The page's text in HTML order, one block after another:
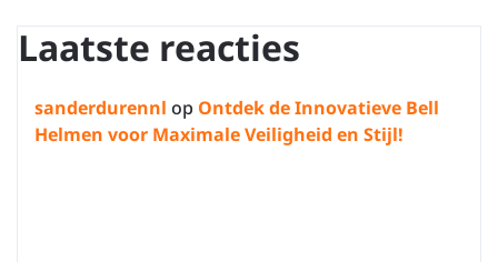
Laatste reacties
sanderdurennl op Ontdek de Innovatieve Bell
Helmen voor Maximale Veiligheid en Stijl!